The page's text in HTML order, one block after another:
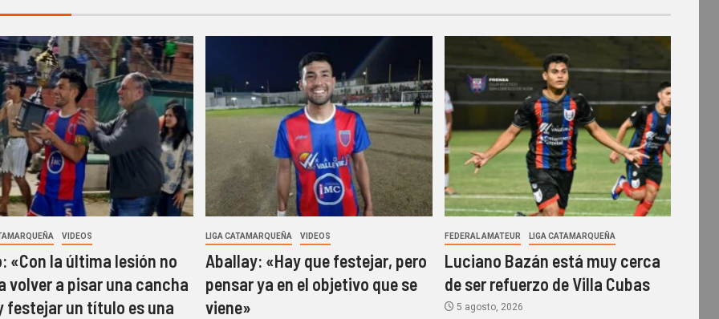
VIDEOS
«Con la última lesión no
volver a pisar una cancha
festejar un título es una
LIGA CATAMARQUEÑA VIDEOS
Aballay: «Hay que festejar, pero
pensar ya en el objetivo que se
viene»
FEDERAL AMATEUR LIGA CATAMARQUEÑA
Luciano Bazán está muy cerca
de ser refuerzo de Villa Cubas
5 agosto, 2026